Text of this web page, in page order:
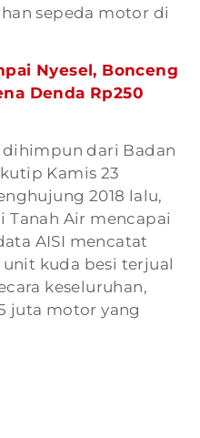
sepeda motor di
Nyesel, Bonceng
Denda Rp250
dihimpun dari Badan
Kamis 23
2018 lalu,
Air mencapai
AISI mencatat
unit kuda besi terjual
keseluruhan,
juta motor yang